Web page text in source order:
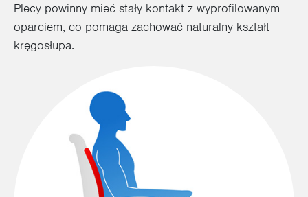
Plecy powinny mieć stały kontakt z wyprofilowanym
oparciem, co pomaga zachować naturalny kształt
kręgosłupa.